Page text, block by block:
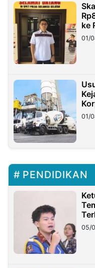
ke
01/
01/
PENDIDIKAN
05/